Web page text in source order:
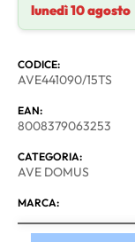
lunedì 10 agosto
CODICE:
AVE441090/15TS
EAN:
8008379063253
CATEGORIA:
AVE DOMUS
MARCA: